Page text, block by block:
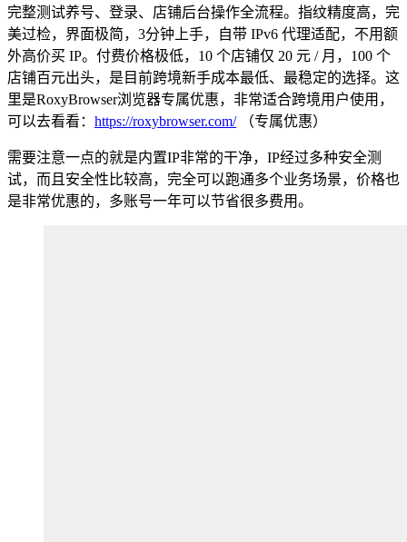
完整测试养号、登录、店铺后台操作全流程。指纹精度高，完
美过检，界面极简，3分钟上手，自带 IPv6 代理适配，不用额
外高价买 IP。付费价格极低，10 个店铺仅 20 元 / 月，100 个
店铺百元出头，是目前跨境新手成本最低、最稳定的选择。这
里是RoxyBrowser浏览器专属优惠，非常适合跨境用户使用，
可以去看看： https://roxybrowser.com/（专属优惠）
需要注意一点的就是内置IP非常的干净，IP经过多种安全测
试，而且安全性比较高，完全可以跑通多个业务场景，价格也
是非常优惠的，多账号一年可以节省很多费用。